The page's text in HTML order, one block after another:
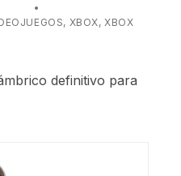
, XBOX, XBOX
definitivo para